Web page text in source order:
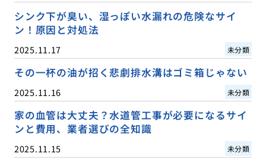
シンク下が臭い、湿っぽい水漏れの危険なサイ
ン！原因と対処法
2025.11.17 未分類
その一杯の油が招く悲劇排水溝はゴミ箱じゃない
2025.11.16 未分類
家の血管は大丈夫？水道管工事が必要になるサイ
ンと費用、業者選びの全知識
2025.11.15 未分類